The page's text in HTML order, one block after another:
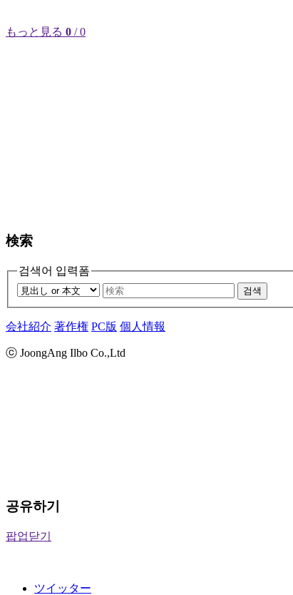
もっと見る 0 / 0
検索
검색어 입력폼
검색
会社紹介 著作権 PC版 個人情報
ⓒ JoongAng Ilbo Co.,Ltd
공유하기
팝업닫기
ツイッター